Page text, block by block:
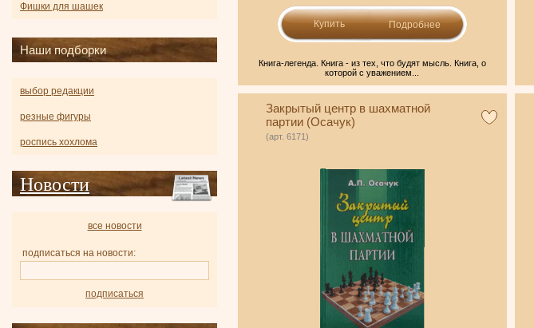
Подробнее
Книга-легенда. Книга - из тех, что будят мысль. Книга, о
которой с уважением...
Закрытый центр в шахматной
партии (Осачук)
(арт. 6171)
Фишки для шашек
Наши подборки
выбор редакции
резные фигуры
роспись хохлома
Новости
все новости
подписаться на новости:
подписаться